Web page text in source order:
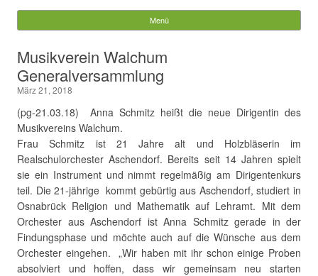
Gemeinde Walchum
nach:
Menü
Musikverein Walchum
Generalversammlung
März 21, 2018
(pg-21.03.18) Anna Schmitz heißt die neue Dirigentin des
Musikvereins Walchum.
Frau Schmitz ist 21 Jahre alt und Holzbläserin im
Realschulorchester Aschendorf. Bereits seit 14 Jahren spielt
sie ein Instrument und nimmt regelmäßig am Dirigentenkurs
teil. Die 21-jährige kommt gebürtig aus Aschendorf, studiert in
Osnabrück Religion und Mathematik auf Lehramt. Mit dem
Orchester aus Aschendorf ist Anna Schmitz gerade in der
Findungsphase und möchte auch auf die Wünsche aus dem
Orchester eingehen. „Wir haben mit ihr schon einige Proben
absolviert und hoffen, dass wir gemeinsam neu starten